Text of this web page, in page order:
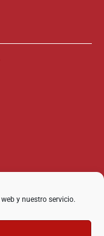
y nuestro servicio.